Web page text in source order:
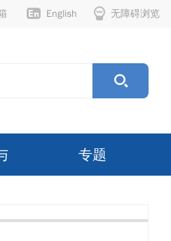
无障碍浏览
English
专题